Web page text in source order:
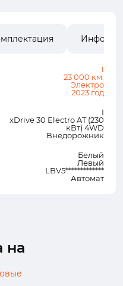
1
23 000 км.
Электро
2023 год
I
xDrive 30 Electro AT (230
кВт) 4WD
Внедорожник
Белый
Левый
LBV5*************
Автомат
на